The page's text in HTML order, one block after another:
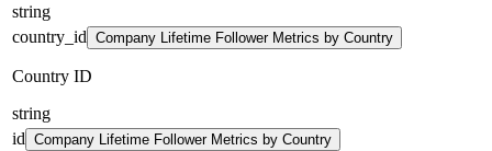
string
country_id Company Lifetime Follower Metrics by Country
Country ID
string
id Company Lifetime Follower Metrics by Country